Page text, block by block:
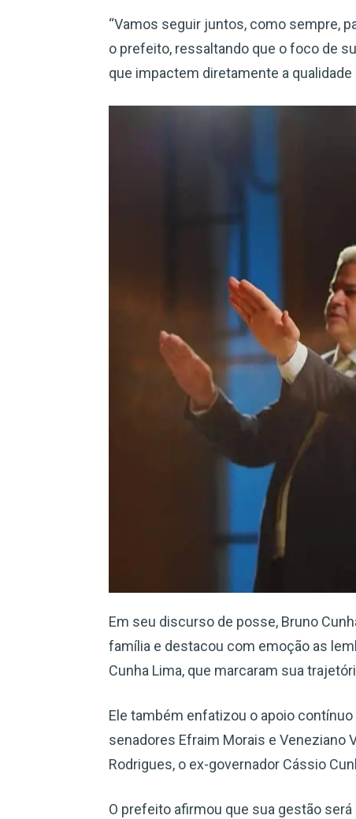
“Vamos seguir juntos, como sempre,
o prefeito, ressaltando que o foco de
que impactem diretamente a qualidade
Em seu discurso de posse, Bruno
família e destacou com emoção as
Cunha Lima, que marcaram sua
Ele também enfatizou o apoio
senadores Efraim Morais e Veneziano
Rodrigues, o ex-governador Cássio
O prefeito afirmou que sua gestão